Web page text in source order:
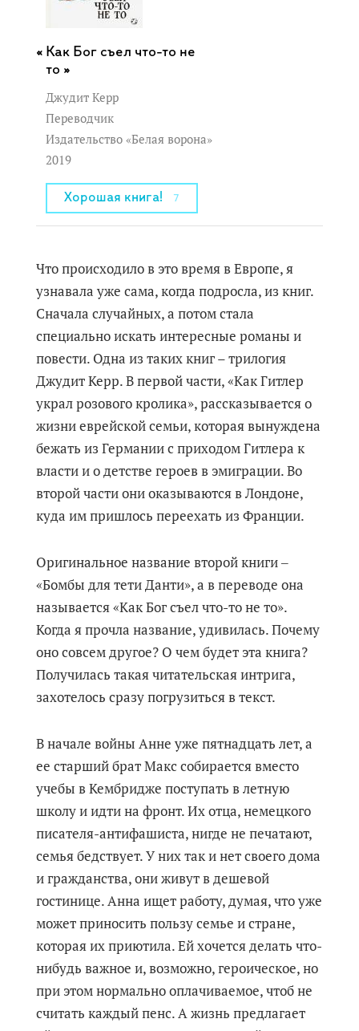
Как Бог съел что-то не
то »
Джудит Керр
Переводчик
Издательство «Белая ворона»
2019
Хорошая книга! 7
Что происходило в это время в Европе, я
узнавала уже сама, когда подросла, из книг.
Сначала случайных, а потом стала
специально искать интересные романы и
повести. Одна из таких книг – трилогия
Джудит Керр. В первой части, «Как Гитлер
украл розового кролика», рассказывается о
жизни еврейской семьи, которая вынуждена
бежать из Германии с приходом Гитлера к
власти и о детстве героев в эмиграции. Во
второй части они оказываются в Лондоне,
куда им пришлось переехать из Франции.
Оригинальное название второй книги ‒
«Бомбы для тети Данти», а в переводе она
называется «Как Бог съел что-то не то».
Когда я прочла название, удивилась. Почему
оно совсем другое? О чем будет эта книга?
Получилась такая читательская интрига,
захотелось сразу погрузиться в текст.
В начале войны Анне уже пятнадцать лет, а
ее старший брат Макс собирается вместо
учебы в Кембридже поступать в летную
школу и идти на фронт. Их отца, немецкого
писателя-антифашиста, нигде не печатают,
семья бедствует. У них так и нет своего дома
и гражданства, они живут в дешевой
гостинице. Анна ищет работу, думая, что уже
может приносить пользу семье и стране,
которая их приютила. Ей хочется делать что-
нибудь важное и, возможно, героическое, но
при этом нормально оплачиваемое, чтоб не
считать каждый пенс. А жизнь предлагает